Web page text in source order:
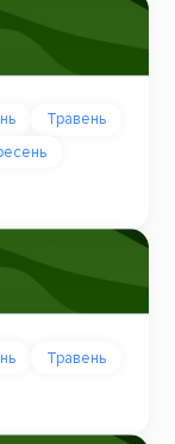
Травень
Травень